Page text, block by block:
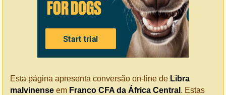
Esta página apresenta conversão on-line de Libra
malvinense em Franco CFA da África Central . Estas